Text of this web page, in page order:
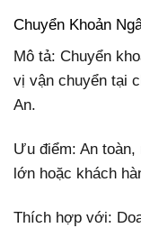
Chuyển Khoản
Mô tả: Chuyển
vị vận chuyển tại
An.
Ưu điểm: An
lớn hoặc khách
Thích hợp với: